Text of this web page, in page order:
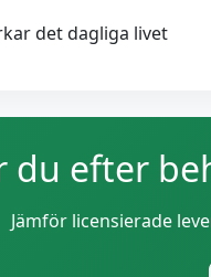
det dagliga livet
du efter
Jämför licensierade